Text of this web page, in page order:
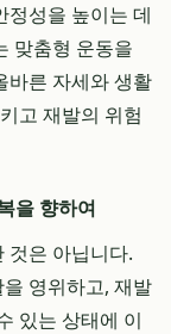
정성을 높이는 데
맞춤형 운동을
바른 자세와 생활
고 재발의 위험
을 향하여
것은 아닙니다.
영위하고, 재발
있는 상태에 이